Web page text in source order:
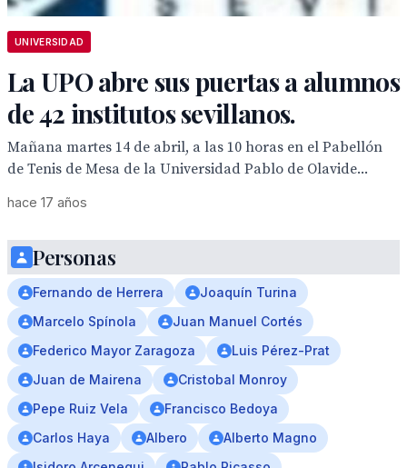
UNIVERSIDAD
La UPO abre sus puertas a alumnos
de 42 institutos sevillanos.
Mañana martes 14 de abril, a las 10 horas en el Pabellón
de Tenis de Mesa de la Universidad Pablo de Olavide...
hace 17 años
Personas
Fernando de Herrera
Joaquín Turina
Marcelo Spínola
Juan Manuel Cortés
Federico Mayor Zaragoza
Luis Pérez-Prat
Juan de Mairena
Cristobal Monroy
Pepe Ruiz Vela
Francisco Bedoya
Carlos Haya
Albero
Alberto Magno